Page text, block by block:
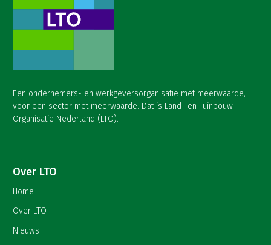
Een ondernemers- en werkgeversorganisatie met meerwaarde,
voor een sector met meerwaarde. Dat is Land- en Tuinbouw
Organisatie Nederland (LTO).
Over LTO
Home
Over LTO
Nieuws